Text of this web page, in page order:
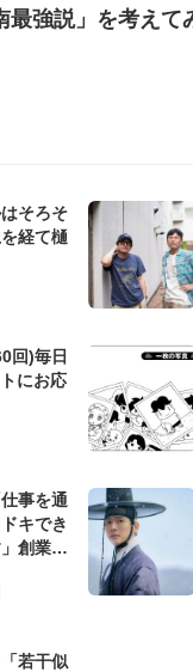
最強説」を考えて
そろそ
経て樋
回)毎日
にお応
事を通
キでき
創業来
若干似